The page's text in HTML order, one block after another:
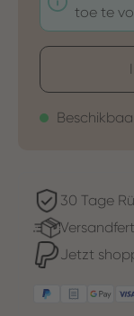
toe te
30 Tage
Jetzt